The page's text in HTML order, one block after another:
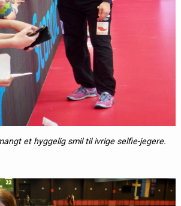
et hyggelig smil til ivrige selfie-jegere.